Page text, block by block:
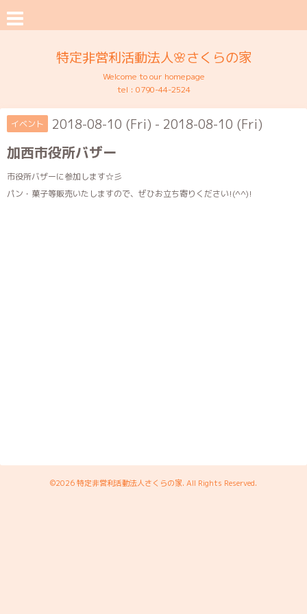
特定非営利活動法人🌸さくらの家
Welcome to our homepage
tel : 0790-44-2524
イベント 2018-08-10 (Fri) - 2018-08-10 (Fri)
加西市役所バザー
市役所バザーに参加します☆彡
パン・菓子等販売いたしますので、ぜひお立ち寄りください!(^^)!
©2026特定非営利活動法人さくらの家. All Rights Reserved.